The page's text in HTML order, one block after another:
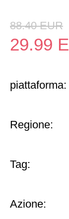
88.40 EUR
29.99
piattaforma:
Regione:
Tag:
Azione: